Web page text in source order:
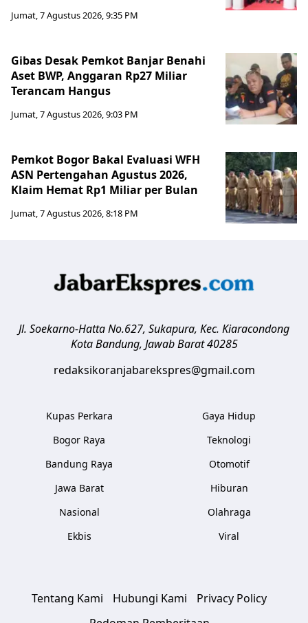
Jumat, 7 Agustus 2026, 9:35 PM
Gibas Desak Pemkot Banjar Benahi
Aset BWP, Anggaran Rp27 Miliar
Terancam Hangus
Jumat, 7 Agustus 2026, 9:03 PM
Pemkot Bogor Bakal Evaluasi WFH
ASN Pertengahan Agustus 2026,
Klaim Hemat Rp1 Miliar per Bulan
Jumat, 7 Agustus 2026, 8:18 PM
Jl. Soekarno-Hatta No.627, Sukapura, Kec. Kiaracondong
Kota Bandung, Jawab Barat 40285
redaksikoranjabarekspres@gmail.com
Kupas Perkara
Bogor Raya
Bandung Raya
Jawa Barat
Nasional
Ekbis
Gaya Hidup
Teknologi
Otomotif
Hiburan
Olahraga
Viral
Tentang Kami Hubungi Kami
Privacy Policy